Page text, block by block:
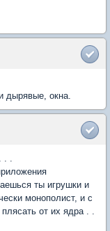
дырявые, окна.
. .
ты игрушки и
монополист, и с
от их ядра . .